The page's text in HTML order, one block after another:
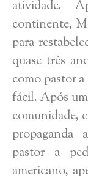
atividade.
continente,
para
quase três
como pastor
fácil. Após
comunidade,
pastor a
americano,